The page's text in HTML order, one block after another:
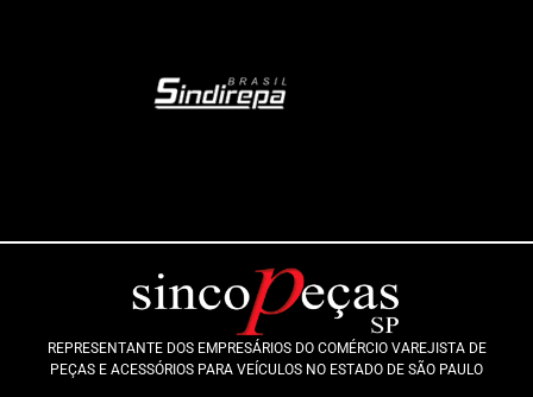
REPRESENTANTE DOS EMPRESÁRIOS DO COMÉRCIO VAREJISTA DE
PEÇAS E ACESSÓRIOS PARA VEÍCULOS NO ESTADO DE SÃO PAULO